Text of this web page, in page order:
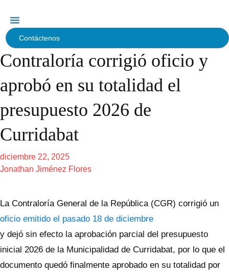
Contáctenos
Contraloría corrigió oficio y
aprobó en su totalidad el
presupuesto 2026 de
Curridabat
diciembre 22, 2025
Jonathan Jiménez Flores
La Contraloría General de la República (CGR) corrigió un
oficio emitido el pasado 18 de diciembre
y dejó sin efecto la aprobación parcial del presupuesto
inicial 2026 de la Municipalidad de Curridabat, por lo que el
documento quedó finalmente aprobado en su totalidad por